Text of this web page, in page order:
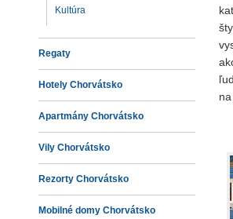
Kultúra
Regaty
Hotely Chorvátsko
Apartmány Chorvátsko
Vily Chorvátsko
Rezorty Chorvátsko
Mobilné domy Chorvátsko